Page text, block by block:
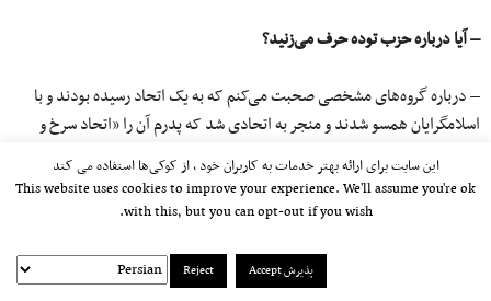
– آیا درباره حزب توده حرف می‌زنید؟
– درباره گروه‌های مشخصی صحبت می‌کنم که به یک اتحاد رسیده بودند و با
اسلامگرایان همسو شدند و منجر به اتحادی شد که پدرم آن را «اتحاد سرخ و
سیاه» نامید که سرخ‌ در آن کمونیست‌ها و سیاه نیز اسلامگرایان هستند.
-اینکه سخنگوی حزب توده قبل از پدر شما مصدق بود به عنوان یکی از کسانی
این سایت برای ارائه بهتر خدمات به کاربران خود ، از کوکی‌ها استفاده می کند
This website uses cookies to improve your experience. We'll assume you're ok
with this, but you can opt-out if you wish.
پذیرش Accept Reject